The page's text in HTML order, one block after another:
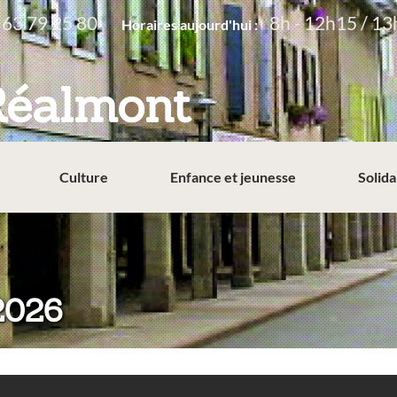
79 25 80 Horaires aujourd'hui : 8h - 12h15 /
Culture Enfance et jeunesse